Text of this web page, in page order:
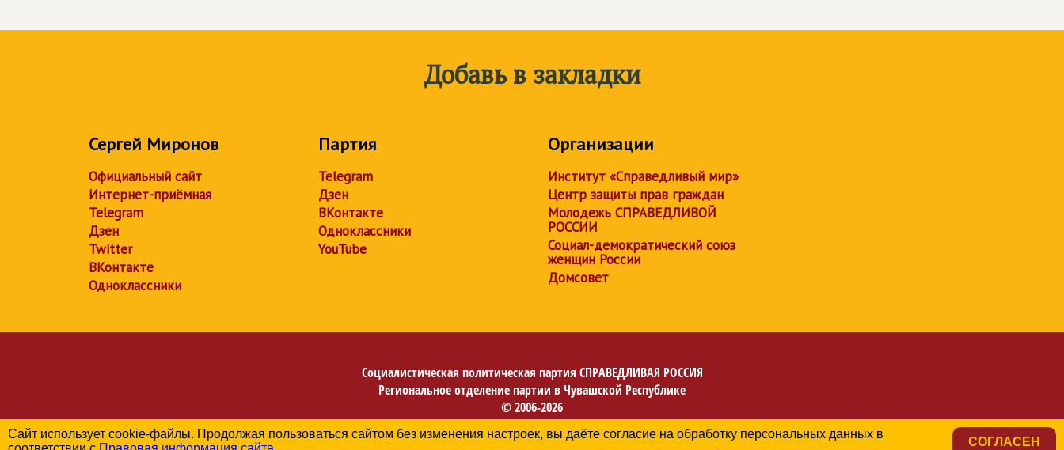
Добавь в закладки
Сергей Миронов
Официальный сайт
Интернет-приёмная
Telegram
Дзен
Twitter
ВКонтакте
Одноклассники
Партия
Telegram
Дзен
ВКонтакте
Одноклассники
YouTube
Организации
Институт «Справедливый мир»
Центр защиты прав граждан
Молодежь СПРАВЕДЛИВОЙ
РОССИИ
Социал-демократический союз
женщин России
Домсовет
Социалистическая политическая партия СПРАВЕДЛИВАЯ РОССИЯ
Региональное отделение партии в Чувашской Республике
© 2006-2026
Политика в отношении обработки персональных данных
Сайт использует cookie-файлы. Продолжая пользоваться сайтом без изменения настроек, вы даёте согласие на обработку персональных данных в
СОГЛАСЕН